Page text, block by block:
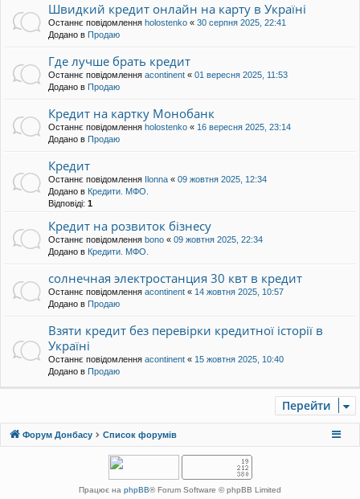
Швидкий кредит онлайн на карту в Україні
Останнє повідомлення holostenko « 30 серпня 2025, 22:41
Додано в Продаю
Где лучше брать кредит
Останнє повідомлення acontinent « 01 вересня 2025, 11:53
Додано в Продаю
Кредит на картку Монобанк
Останнє повідомлення holostenko « 16 вересня 2025, 23:14
Додано в Продаю
Кредит
Останнє повідомлення Ilonna « 09 жовтня 2025, 12:34
Додано в Кредити. МФО.
Відповіді: 1
Кредит на розвиток бізнесу
Останнє повідомлення bono « 09 жовтня 2025, 22:34
Додано в Кредити. МФО.
солнечная электростанция 30 квт в кредит
Останнє повідомлення acontinent « 14 жовтня 2025, 10:57
Додано в Продаю
Взяти кредит без перевірки кредитної історії в
Україні
Останнє повідомлення acontinent « 15 жовтня 2025, 10:40
Додано в Продаю
Перейти
Форум Донбасу Список форумів
Працює на phpBB® Forum Software © phpBB Limited